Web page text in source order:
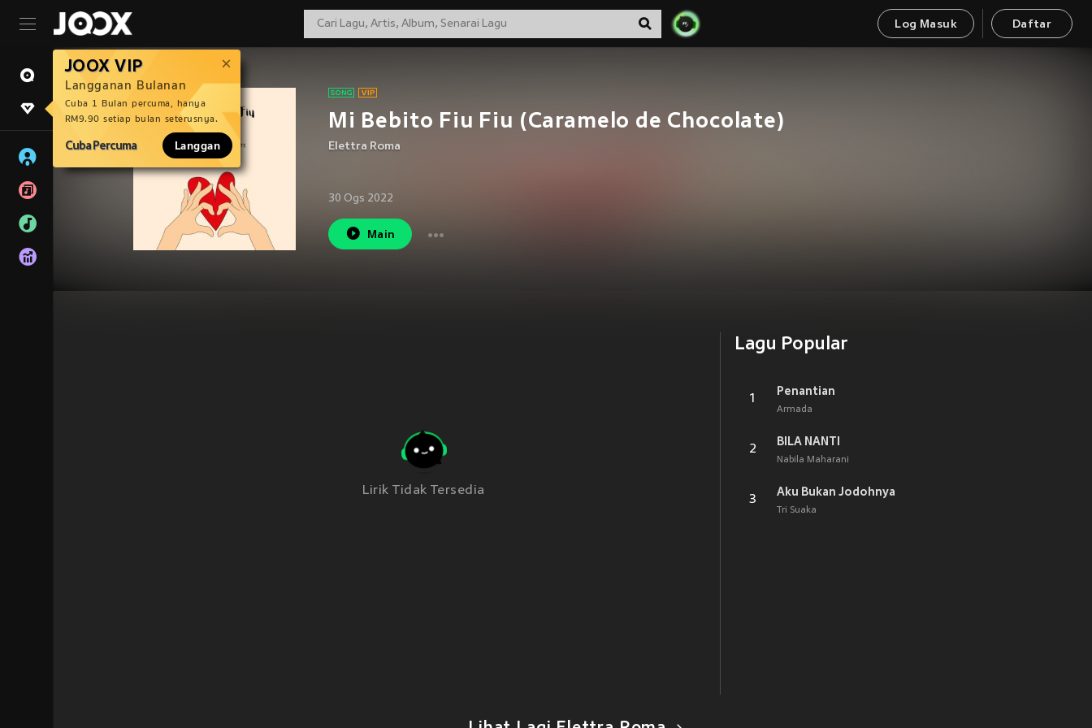
Log Masuk Daftar
JOOX VIP
Langganan Bulanan
Cuba 1 Bulan percuma, hanya
RM9.90 setiap bulan seterusnya.
Cuba Percuma Langgan
Mi Bebito Fiu Fiu (Caramelo de Chocolate)
Elettra Roma
30 Ogs 2022
Main
Lirik Tidak Tersedia
Lagu Popular
1
Penantian
Armada
2
BILA NANTI
Nabila Maharani
3
Aku Bukan Jodohnya
Tri Suaka